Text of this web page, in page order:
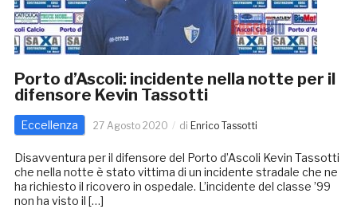
Porto d’Ascoli: incidente nella notte per il
difensore Kevin Tassotti
Eccellenza 27 Agosto 2020 di Enrico Tassotti
Disavventura per il difensore del Porto d’Ascoli Kevin Tassotti
che nella notte è stato vittima di un incidente stradale che ne
ha richiesto il ricovero in ospedale. L’incidente del classe ’99
non ha visto il […]